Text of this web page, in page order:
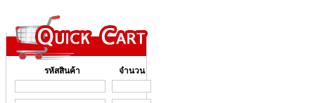
รหัสสินค้า จำนวน